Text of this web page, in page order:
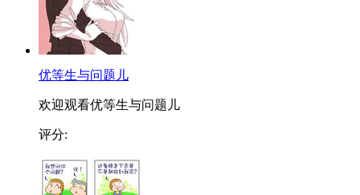
优等生与问题儿
欢迎观看优等生与问题儿
评分: